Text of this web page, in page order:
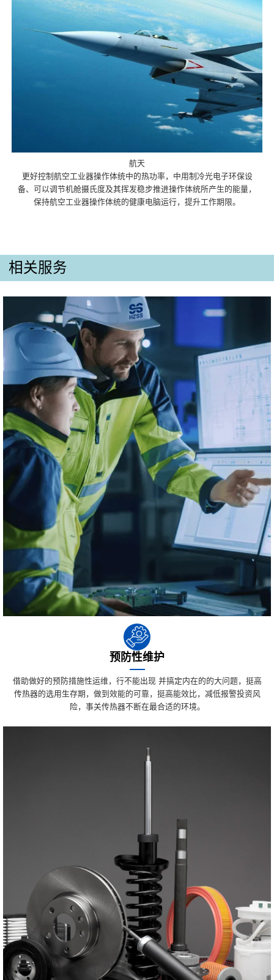
航天
更好控制航空工业器操作体统中的热功率，中用制冷光电子环保设
备、可以调节机舱摄氏度及其挥发稳步推进操作体统所产生的能量，
保持航空工业器操作体统的健康电脑运行，提升工作期限。
相关服务
预防性维护
借助做好的预防措施性运维，行不能出现 并搞定内在的的大问题，挺高
传热器的选用生存期，做到效能的可靠，挺高能效比，减低报警投资风
险，事关传热器不断在最合适的环境。